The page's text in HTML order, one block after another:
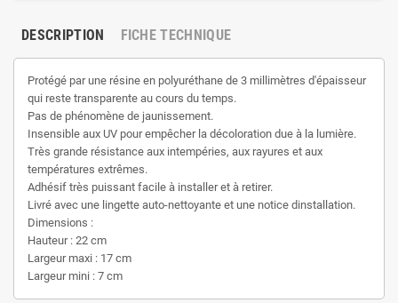
DESCRIPTION FICHE TECHNIQUE
Protégé par une résine en polyuréthane de 3 millimètres d'épaisseur
qui reste transparente au cours du temps.
Pas de phénomène de jaunissement.
Insensible aux UV pour empêcher la décoloration due à la lumière.
Très grande résistance aux intempéries, aux rayures et aux
températures extrêmes.
Adhésif très puissant facile à installer et à retirer.
Livré avec une lingette auto-nettoyante et une notice dinstallation.
Dimensions :
Hauteur : 22 cm
Largeur maxi : 17 cm
Largeur mini : 7 cm